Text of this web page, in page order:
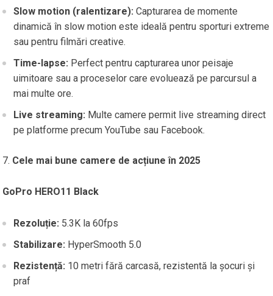
Slow motion (ralentizare): Capturarea de momente
dinamică în slow motion este ideală pentru sporturi extreme
sau pentru filmări creative.
Time-lapse: Perfect pentru capturarea unor peisaje
uimitoare sau a proceselor care evoluează pe parcursul a
mai multe ore.
Live streaming: Multe camere permit live streaming direct
pe platforme precum YouTube sau Facebook.
Cele mai bune camere de acțiune în 2025
GoPro HERO11 Black
Rezoluție: 5.3K la 60fps
Stabilizare: HyperSmooth 5.0
Rezistență: 10 metri fără carcasă, rezistentă la șocuri și
praf